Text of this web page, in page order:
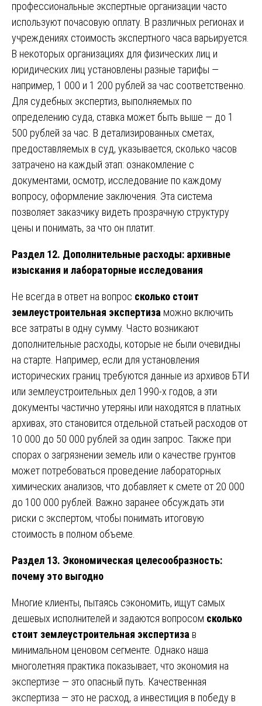
профессиональные экспертные организации часто
используют почасовую оплату. В различных регионах и
учреждениях стоимость экспертного часа варьируется.
В некоторых организациях для физических лиц и
юридических лиц установлены разные тарифы —
например, 1 000 и 1 200 рублей за час соответственно.
Для судебных экспертиз, выполняемых по
определению суда, ставка может быть выше — до 1
500 рублей за час. В детализированных сметах,
предоставляемых в суд, указывается, сколько часов
затрачено на каждый этап: ознакомление с
документами, осмотр, исследование по каждому
вопросу, оформление заключения. Эта система
позволяет заказчику видеть прозрачную структуру
цены и понимать, за что он платит.
Раздел 12. Дополнительные расходы: архивные
изыскания и лабораторные исследования
Не всегда в ответ на вопрос сколько стоит
землеустроительная экспертиза можно включить
все затраты в одну сумму. Часто возникают
дополнительные расходы, которые не были очевидны
на старте. Например, если для установления
исторических границ требуются данные из архивов БТИ
или землеустроительных дел 1990-х годов, а эти
документы частично утеряны или находятся в платных
архивах, это становится отдельной статьей расходов от
10 000 до 50 000 рублей за один запрос. Также при
спорах о загрязнении земель или о качестве грунтов
может потребоваться проведение лабораторных
химических анализов, что добавляет к смете от 20 000
до 100 000 рублей. Важно заранее обсуждать эти
риски с экспертом, чтобы понимать итоговую
стоимость в полном объеме.
Раздел 13. Экономическая целесообразность:
почему это выгодно
Многие клиенты, пытаясь сэкономить, ищут самых
дешевых исполнителей и задаются вопросом сколько
стоит землеустроительная экспертиза в
минимальном ценовом сегменте. Однако наша
многолетняя практика показывает, что экономия на
экспертизе — это опасный путь. Качественная
экспертиза — это не расход, а инвестиция в победу в